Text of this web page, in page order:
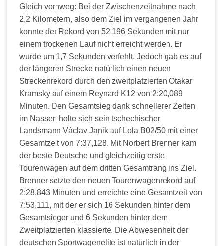
Gleich vornweg: Bei der Zwischenzeitnahme nach
2,2 Kilometern, also dem Ziel im vergangenen Jahr
konnte der Rekord von 52,196 Sekunden mit nur
einem trockenen Lauf nicht erreicht werden. Er
wurde um 1,7 Sekunden verfehlt. Jedoch gab es auf
der längeren Strecke natürlich einen neuen
Streckenrekord durch den zweitplatzierten Otakar
Kramsky auf einem Reynard K12 von 2:20,089
Minuten. Den Gesamtsieg dank schnellerer Zeiten
im Nassen holte sich sein tschechischer
Landsmann Václav Janik auf Lola B02/50 mit einer
Gesamtzeit von 7:37,128. Mit Norbert Brenner kam
der beste Deutsche und gleichzeitig erste
Tourenwagen auf dem dritten Gesamtrang ins Ziel.
Brenner setzte den neuen Tourenwagenrekord auf
2:28,843 Minuten und erreichte eine Gesamtzeit von
7:53,111, mit der er sich 16 Sekunden hinter dem
Gesamtsieger und 6 Sekunden hinter dem
Zweitplatzierten klassierte. Die Abwesenheit der
deutschen Sportwagenelite ist natürlich in der